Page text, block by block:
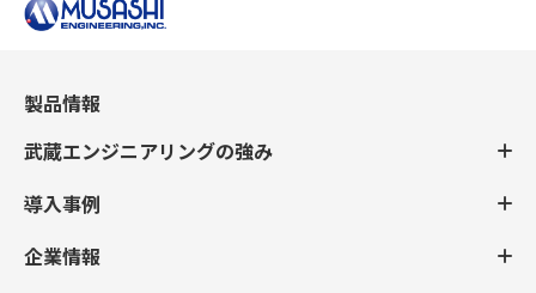
製品情報
武蔵エンジニアリングの強み
導入事例
企業情報